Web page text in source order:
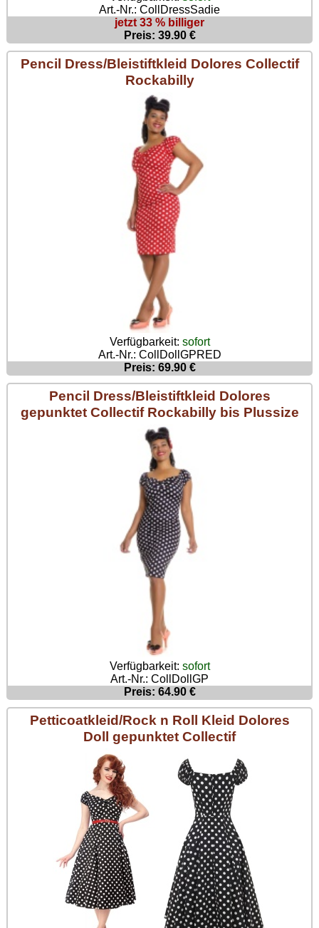
Art.-Nr.: CollDressSadie
jetzt 33 % billiger
Preis: 39.90 €
Pencil Dress/Bleistiftkleid Dolores Collectif
Rockabilly
Verfügbarkeit: sofort
Art.-Nr.: CollDollGPRED
Preis: 69.90 €
Pencil Dress/Bleistiftkleid Dolores
gepunktet Collectif Rockabilly bis Plussize
Verfügbarkeit: sofort
Art.-Nr.: CollDollGP
Preis: 64.90 €
Petticoatkleid/Rock n Roll Kleid Dolores
Doll gepunktet Collectif